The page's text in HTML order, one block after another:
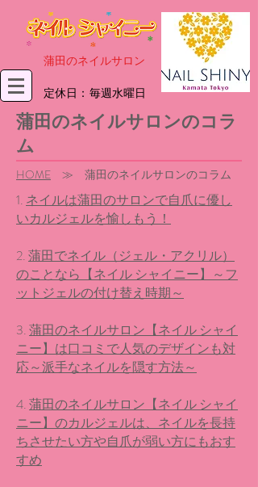
​蒲田のネイルサロン
​定休日：毎週水曜日
蒲田のネイルサロンのコラ
ム
HOME ≫ 蒲田のネイルサロンのコラム
1. ネイルは蒲田のサロンで自爪に優し
いカルジェルを愉しもう！
2.蒲田でネイル（ジェル・アクリル）
のことなら【ネイル シャイニー】～フ
ットジェルの付け替え時期～
3.蒲田のネイルサロン【ネイル シャイ
ニー】は口コミで人気のデザインも対
応～派手なネイルを隠す方法～
4.蒲田のネイルサロン【ネイル シャイ
ニー】のカルジェルは、ネイルを長持
ちさせたい方や自爪が弱い方にもおす
すめ